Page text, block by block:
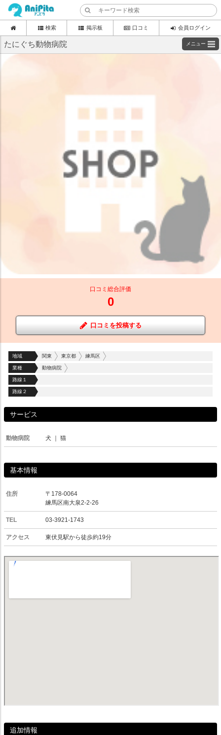
検索 掲示板 口コミ 会員ログイン
たにぐち動物病院 メニュー
口コミ総合評価
0
口コミを投稿する
地域 関東 東京都 練馬区
業種 動物病院
路線１
路線２
サービス
動物病院 犬 猫
基本情報
住所
〒178-0064
練馬区南大泉2-2-26
TEL 03-3921-1743
アクセス 東伏見駅から徒歩約19分
追加情報